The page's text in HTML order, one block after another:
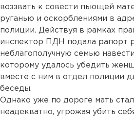
воззвать к совести пьющей
руганью и оскорблениями в
полиции. Действуя в рамках
инспектор ПДН подала рапорт
неблагополучную семью
которому удалось убедить
вместе с ним в отдел полиции
беседы.
Однако уже по дороге мать
неадекватно, угрожая убить